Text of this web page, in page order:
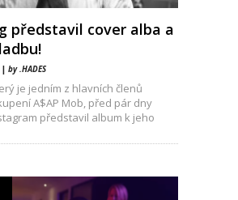
představil cover alba a
| by .HADES
je jedním z hlavních členů
A$AP Mob, před pár dny
představil album k jeho